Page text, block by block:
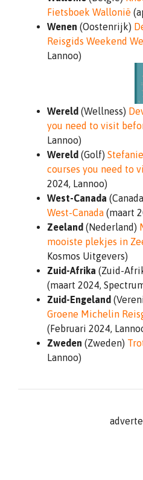
Fietsboek Wallonië
Wenen (Oostenrijk)
Reisgids Weekend
Lannoo)
Wereld (Wellness)
you need to visit
Lannoo)
Wereld (Golf)
courses you need to
2024, Lannoo)
West-Canada
West-Canada (maart
Zeeland (Nederland)
mooiste plekjes in
Kosmos Uitgevers)
Zuid-Afrika (Zuid-
(maart 2024,
Zuid-Engeland
Groene Michelin
(Februari 2024,
Zweden (Zweden)
Lannoo)